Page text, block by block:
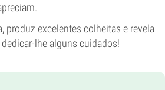
produz excelentes colheitas e revela
lhe alguns cuidados!